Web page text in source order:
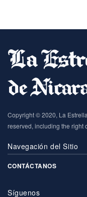
Copyright © 2020, La
reserved, including the right
Navegación del Sitio
CONTÁCTANOS
Síguenos